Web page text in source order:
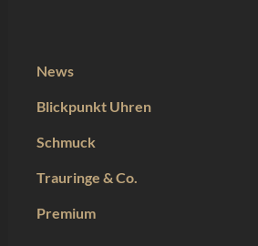
News
Blickpunkt Uhren
Schmuck
Trauringe & Co.
Premium